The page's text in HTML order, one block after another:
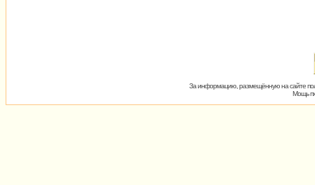
За информацию, размещённую на сайте
Мощь